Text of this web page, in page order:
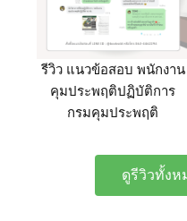
รีวิว แนวข้อสอบ พนักงาน
คุมประพฤติปฏิบัติการ
กรมคุมประพฤติ
ดูรีวิวทั้งห